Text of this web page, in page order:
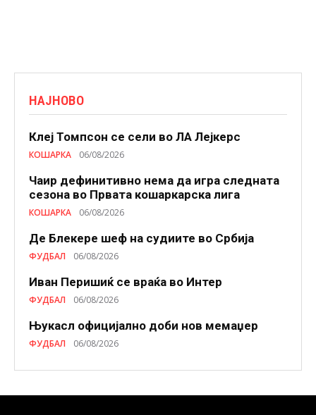
НАЈНОВО
Клеј Томпсон се сели во ЛА Лејкерс
КОШАРКА 06/08/2026
Чаир дефинитивно нема да игра следната
сезона во Првата кошаркарска лига
КОШАРКА 06/08/2026
Де Блекере шеф на судиите во Србија
ФУДБАЛ 06/08/2026
Иван Перишиќ се враќа во Интер
ФУДБАЛ 06/08/2026
Њукасл официјално доби нов мемаџер
ФУДБАЛ 06/08/2026